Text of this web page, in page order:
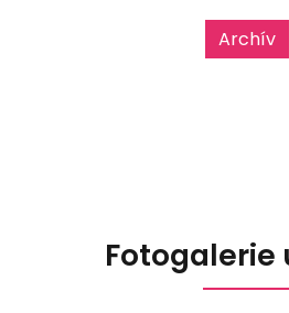
Archív
Fotogalerie